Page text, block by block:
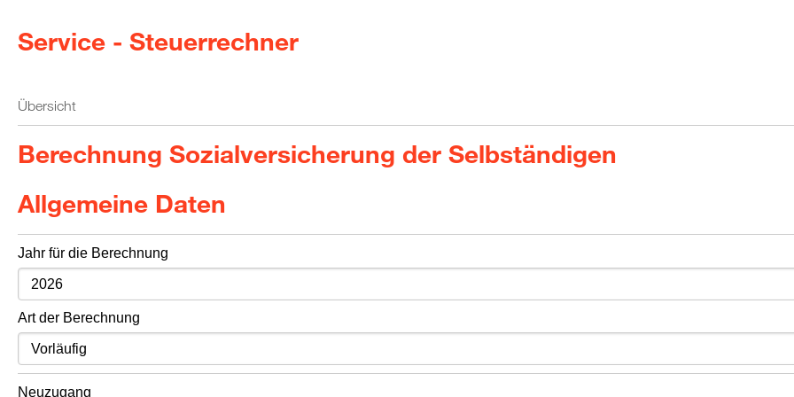
Service - Steuerrechner
Übersicht
Berechnung Sozialversicherung der Selbständigen
Allgemeine Daten
Jahr für die Berechnung
Art der Berechnung
Neuzugang